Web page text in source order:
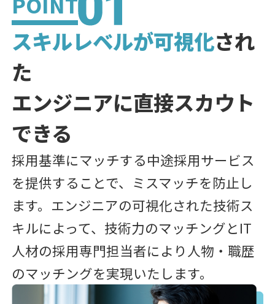
スキルレベルが可視化され
た
エンジニアに直接スカウト
できる
採用基準にマッチする中途採用サービス
を提供することで、ミスマッチを防止し
ます。エンジニアの可視化された技術ス
キルによって、技術力のマッチングとIT
人材の採用専門担当者により人物・職歴
のマッチングを実現いたします。